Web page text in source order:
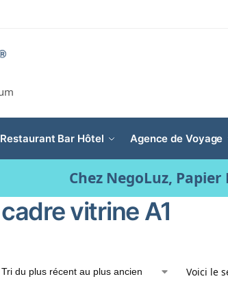
Restaurant Bar Hôtel Agence de Voyage
Chez NegoLuz, Papier
cadre vitrine A1
Voici le